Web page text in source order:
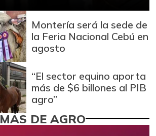
Montería será la sede de
la Feria Nacional Cebú en
agosto
“El sector equino aporta
más de $6 billones al PIB
agro”
MÁS DE AGRO